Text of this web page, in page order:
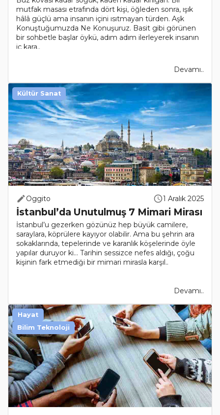
mutfak masası etrafında dört kişi, öğleden sonra, ışık
hâlâ güçlü ama insanın içini ısıtmayan türden. Aşk
Konuştuğumuzda Ne Konuşuruz. Basit gibi görünen
bir sohbetle başlar öykü, adım adım ilerleyerek insanın
iç kara..
Devamı..
Oggito 1 Aralık 2025
İstanbul’da Unutulmuş 7 Mimari Mirası
İstanbul’u gezerken gözünüz hep büyük camilere,
saraylara, köprülere kayıyor olabilir. Ama bu şehrin ara
sokaklarında, tepelerinde ve karanlık köşelerinde öyle
yapılar duruyor ki… Tarihin sessizce nefes aldığı, çoğu
kişinin fark etmediği bir mimari mirasla karşıl..
Devamı..
Kültür Sanat
Hayat
Bilim Teknoloji